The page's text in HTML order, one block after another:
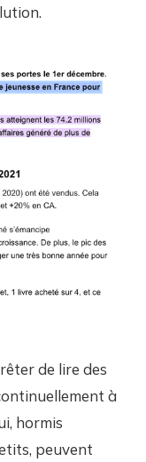
de lire des
à
hormis
peuvent